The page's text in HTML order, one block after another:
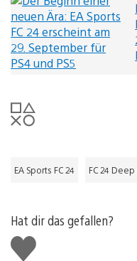
EA Sports FC 24 FC 24
Hat dir das gefallen?
Gefällt
mir